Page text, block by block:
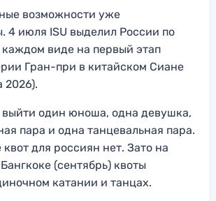
возможности уже
4 июля ISU выделил России по
каждом виде на первый этап
Гран-при в китайском Сиане
2026).
выйти один юноша, одна девушка,
пара и одна танцевальная пара.
квот для россиян нет. Зато на
(сентябрь) квоты
катании и танцах.